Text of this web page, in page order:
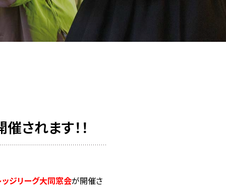
されます！！
ッジリーグ大同窓会が開催さ